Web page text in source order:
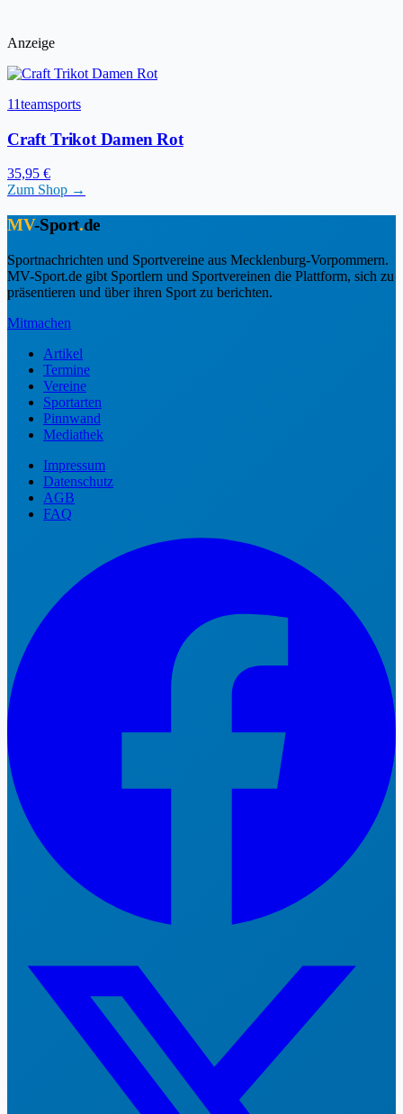
Anzeige
11teamsports
Craft Trikot Damen Rot
35,95 €
Zum Shop →
MV-Sport.de
Sportnachrichten und Sportvereine aus Mecklenburg-Vorpommern.
MV-Sport.de gibt Sportlern und Sportvereinen die Plattform, sich zu
präsentieren und über ihren Sport zu berichten.
Mitmachen
Artikel
Termine
Vereine
Sportarten
Pinnwand
Mediathek
Impressum
Datenschutz
AGB
FAQ